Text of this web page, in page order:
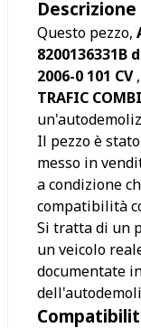
Questo pezzo,
2006-0 101 CV
TRAFIC
Il pezzo è
messo in
a condizione
compatibilità
Si tratta di un
un veicolo
documentate